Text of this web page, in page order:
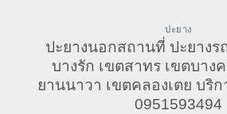
ปะยาง
ปะยางนอกสถานที่ ปะยาง
บางรัก เขตสาทร เขตบาง
ยานนาวา เขตคลองเตย บริ
0951593494